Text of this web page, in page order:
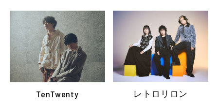
TenTwenty レトロリロン